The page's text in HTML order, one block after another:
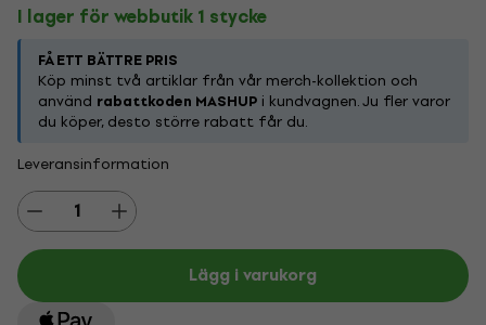
I lager för webbutik 1 stycke
FÅ ETT BÄTTRE PRIS
Köp minst två artiklar från vår merch-kollektion och
använd rabattkoden MASHUP i kundvagnen. Ju fler varor
du köper, desto större rabatt får du.
Leveransinformation
Lägg i varukorg